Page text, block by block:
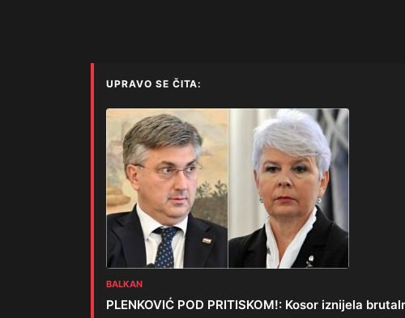
UPRAVO SE ČITA:
BALKAN
PLENKOVIĆ POD PRITISKOM!: Kosor iznijela